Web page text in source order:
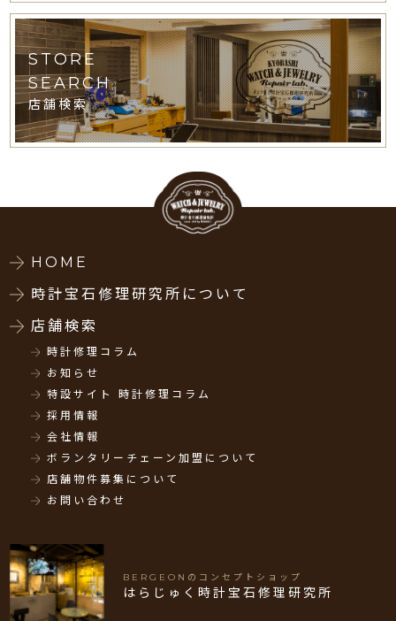
STORE
SEARCH
店舗検索
HOME
時計宝石修理研究所について
店舗検索
時計修理コラム
お知らせ
特設サイト 時計修理コラム
採用情報
会社情報
ボランタリーチェーン加盟について
店舗物件募集について
お問い合わせ
BERGEONのコンセプトショップ
はらじゅく時計宝石修理研究所